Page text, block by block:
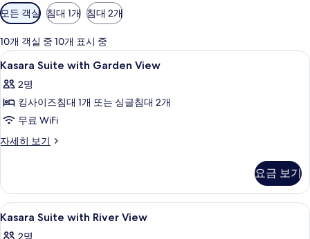
객
실
에
사
용
가
능
한
터
모든 객실 침대 1개 침대 2개
10개 객실 중 10개 표시 중
Kasara
Suite
with
Garden
View
사
두
보
6
Kasara Suite with Garden View
2명
킹사이즈침대 1개 또는 싱글침대 2개
무료 WiFi
자세히 보기
Kasara
View
자
세
요금 보기
Kasara
Suite
12
Kasara Suite with River View
2명